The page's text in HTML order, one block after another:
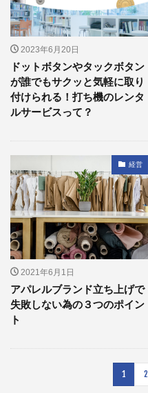
2023年6月20日
ドットボタンやタックボタン
が誰でもサクッと気軽に取り
付けられる！打ち機のレンタ
ルサービスって？
経営
2021年6月1日
アパレルブランド立ち上げで
失敗しない為の３つのポイン
ト
1 2